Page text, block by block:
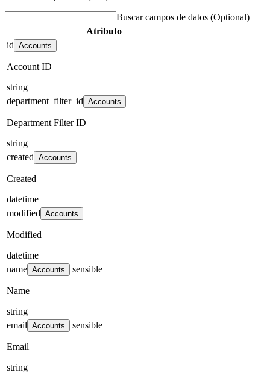
Buscar campos de datos (Optional)
Atributo
id Accounts
Account ID
string
department_filter_id Accounts
Department Filter ID
string
created Accounts
Created
datetime
modified Accounts
Modified
datetime
name Accounts sensible
Name
string
email Accounts sensible
Email
string